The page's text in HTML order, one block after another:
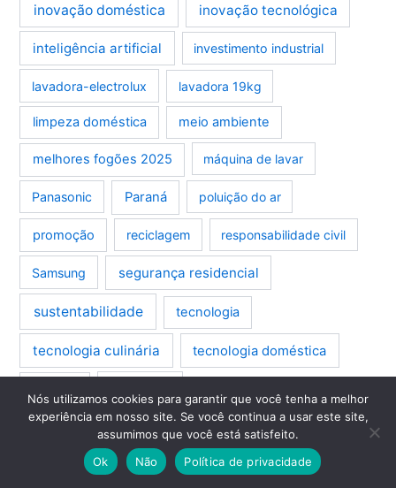
inovação doméstica inovação tecnológica
inteligência artificial investimento industrial
lavadora-electrolux lavadora 19kg
limpeza doméstica meio ambiente
melhores fogões 2025 máquina de lavar
Panasonic Paraná poluição do ar
promoção reciclagem responsabilidade civil
Samsung segurança residencial
sustentabilidade tecnologia
tecnologia culinária tecnologia doméstica
Nós utilizamos cookies para garantir que você tenha a melhor
experiência em nosso site. Se você continua a usar este site,
assumimos que você está satisfeito.
Ok
Não Política de privacidade